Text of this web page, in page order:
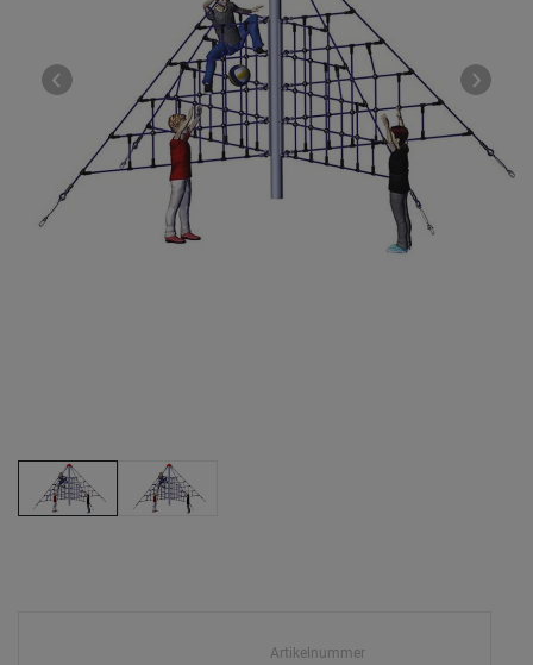
Artikelnummer